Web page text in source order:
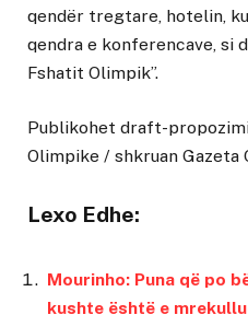
qendër tregtare, hotelin,
qendra e konferencave, si
Fshatit Olimpik”.
Publikohet draft-
Olimpike / shkruan Gazeta
Lexo Edhe:
Mourinho: Puna që po
kushte është e